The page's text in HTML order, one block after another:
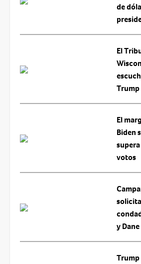
de
El
Trump
El
Biden
votos
y Dane